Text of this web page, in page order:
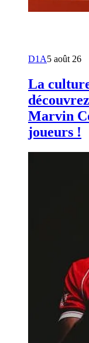
D1A5 août 26
La
Marvin
joueurs !